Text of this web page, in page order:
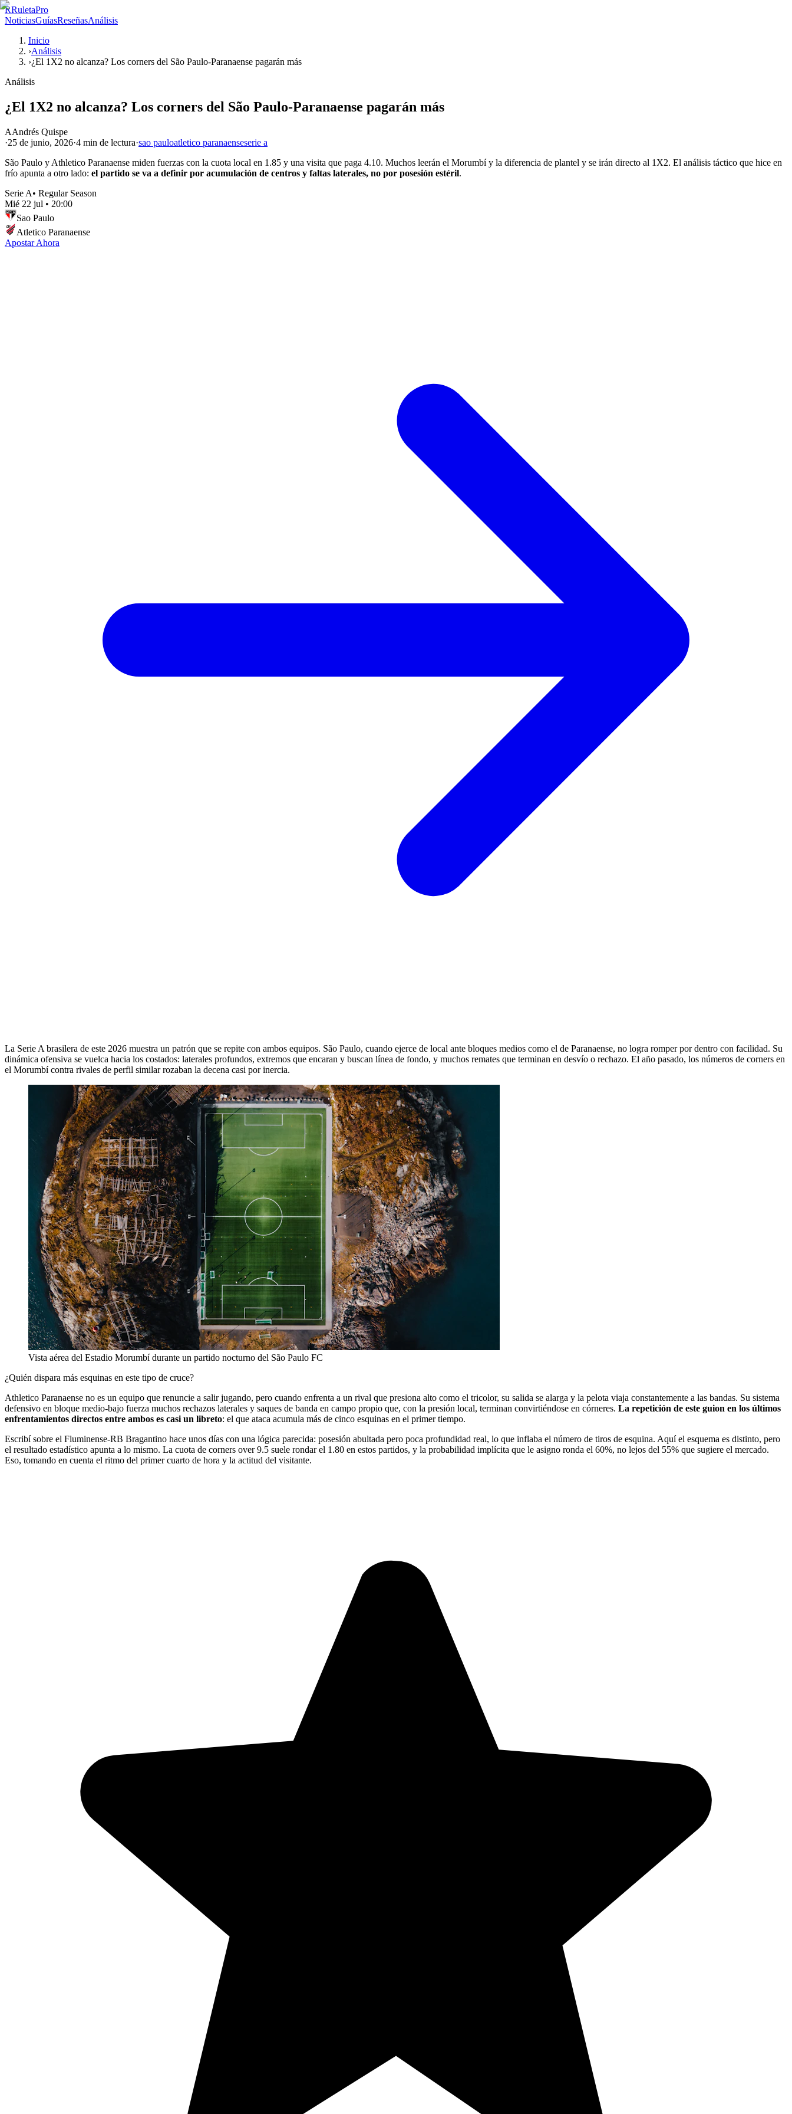
RRuletaPro
NoticiasGuíasReseñasAnálisis
Inicio
›Análisis
›¿El 1X2 no alcanza? Los corners del São Paulo-Paranaense pagarán más
Análisis
¿El 1X2 no alcanza? Los corners del São Paulo-Paranaense pagarán más
AAndrés Quispe
·25 de junio, 2026·4 min de lectura·sao pauloatletico paranaenseserie a
São Paulo y Athletico Paranaense miden fuerzas con la cuota local en 1.85 y una visita que paga 4.10. Muchos leerán el Morumbí y la diferencia de plantel y se irán directo al 1X2. El análisis táctico que hice en
frío apunta a otro lado: el partido se va a definir por acumulación de centros y faltas laterales, no por posesión estéril.
Serie A• Regular Season
Mié 22 jul • 20:00
Sao Paulo
Atletico Paranaense
Apostar Ahora
La Serie A brasilera de este 2026 muestra un patrón que se repite con ambos equipos. São Paulo, cuando ejerce de local ante bloques medios como el de Paranaense, no logra romper por dentro con facilidad. Su
dinámica ofensiva se vuelca hacia los costados: laterales profundos, extremos que encaran y buscan línea de fondo, y muchos remates que terminan en desvío o rechazo. El año pasado, los números de corners en
el Morumbí contra rivales de perfil similar rozaban la decena casi por inercia.
Vista aérea del Estadio Morumbí durante un partido nocturno del São Paulo FC
¿Quién dispara más esquinas en este tipo de cruce?
Athletico Paranaense no es un equipo que renuncie a salir jugando, pero cuando enfrenta a un rival que presiona alto como el tricolor, su salida se alarga y la pelota viaja constantemente a las bandas. Su sistema
defensivo en bloque medio-bajo fuerza muchos rechazos laterales y saques de banda en campo propio que, con la presión local, terminan convirtiéndose en córneres. La repetición de este guion en los últimos
enfrentamientos directos entre ambos es casi un libreto: el que ataca acumula más de cinco esquinas en el primer tiempo.
Escribí sobre el Fluminense-RB Bragantino hace unos días con una lógica parecida: posesión abultada pero poca profundidad real, lo que inflaba el número de tiros de esquina. Aquí el esquema es distinto, pero
el resultado estadístico apunta a lo mismo. La cuota de corners over 9.5 suele rondar el 1.80 en estos partidos, y la probabilidad implícita que le asigno ronda el 60%, no lejos del 55% que sugiere el mercado.
Eso, tomando en cuenta el ritmo del primer cuarto de hora y la actitud del visitante.